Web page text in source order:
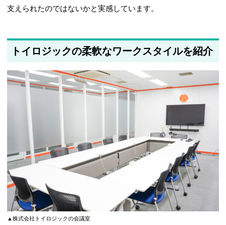
支えられたのではないかと実感しています。
トイロジックの柔軟なワークスタイルを紹介
▲株式会社トイロジックの会議室